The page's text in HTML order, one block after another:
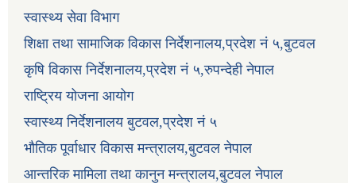
स्वास्थ्य सेवा विभाग
शिक्षा तथा सामाजिक विकास निर्देशनालय,प्रदेश नं ५,बुटवल
कृषि विकास निर्देशनालय,प्रदेश नं ५,रुपन्देही नेपाल
राष्ट्रिय योजना आयोग
स्वास्थ्य निर्देशनालय बुटवल,प्रदेश नं ५
भौतिक पूर्वाधार विकास मन्त्रालय,बुटवल नेपाल
आन्तरिक मामिला तथा कानुन मन्त्रालय,बुटवल नेपाल